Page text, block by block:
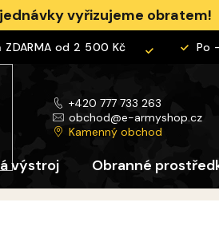
vyřizujeme obratem!
od 2 500 Kč Po -
+420 777 733 263
obchod@e-armyshop.cz
Kamenný obchod
výstroj Obranné